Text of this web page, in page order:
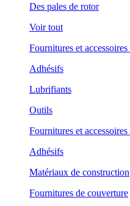
Des pales de rotor
Voir tout
Fournitures et
Adhésifs
Lubrifiants
Outils
Fournitures et
Adhésifs
Matériaux de construction
Fournitures de couverture